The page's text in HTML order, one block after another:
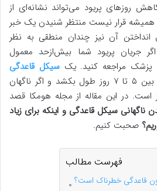
روزهای پریود می‌تواند نشانه‌ای از
قرار نیست منتظر شنیدن یک خبر
آن نیز چندان منطقی به نظر
جریان پریود شما بیش‌ازحد معمول
پزشک مراجعه کنید. یکسیکل قاعدگی
طبیعی باید به‌صورت نرمال بین ۵ تا ۷ روز طول بکشد و اگر ناگهان
است. در این مقاله از مجله هومکا قصد
ناگهانی سیکل قاعدگی و اینکه برای زیاد
صحبت کنیم.
فهرست مطالب
قاعدگی خطرناک است؟